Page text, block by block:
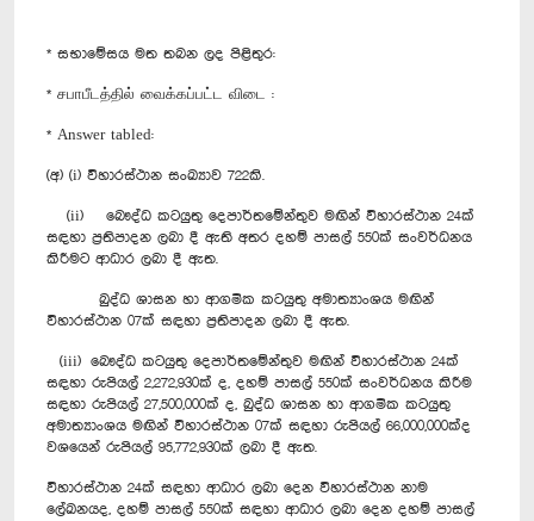
* සභාමේසය මත තබන ලද පිළිතුර:
* சபாபீடத்தில் வைக்கப்பட்ட விடை :
* Answer tabled:
(අ) (i) විහාරස්ථාන සංඛ්‍යාව 722කි.
(ii) බෞද්ධ කටයුතු දෙපාර්තමේන්තුව මඟින් විහාරස්ථාන 24ක්
සඳහා ප්‍රතිපාදන ලබා දී ඇති අතර දහම් පාසල් 550ක් සංවර්ධනය
කිරීමට ආධාර ලබා දී ඇත.
බුද්ධ ශාසන හා ආගමික කටයුතු අමාත්‍යාංශය මඟින්
විහාරස්ථාන 07ක් සඳහා ප්‍රතිපාදන ලබා දී ඇත.
(iii) බෞද්ධ කටයුතු දෙපාර්තමේන්තුව මඟින් විහාරස්ථාන 24ක්
සඳහා රුපියල් 2,272,930ක් ද, දහම් පාසල් 550ක් සංවර්ධනය කිරීම
සඳහා රුපියල් 27,500,000ක් ද, බුද්ධ ශාසන හා ආගමික කටයුතු
අමාත්‍යාංශය මඟින් විහාරස්ථාන 07ක් සඳහා රුපියල් 66,000,000ක්ද
වශයෙන් රුපියල් 95,772,930ක් ලබා දී ඇත.
විහාරස්ථාන 24ක් සඳහා ආධාර ලබා දෙන විහාරස්ථාන නාම
ලේඛනයද, දහම් පාසල් 550ක් සඳහා ආධාර ලබා දෙන දහම් පාසල්